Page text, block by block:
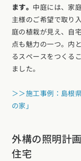
ます。 中庭には、家
主様のご希望で取り
庭の植栽が見え、自
点も魅力の一つ。内
るスペースをつくる
ました。
＞＞施工事例：島根
の家」
外構の照明計
住宅